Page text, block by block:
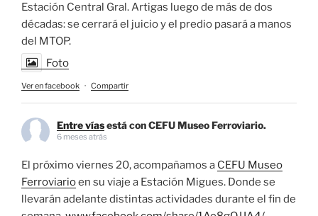
Estación Central Gral. Artigas luego de más de dos
décadas: se cerrará el juicio y el predio pasará a manos
del MTOP.
Foto
Ver en facebook · Compartir
Entre víasestá con CEFU Museo Ferroviario.
6 meses atrás
El próximo viernes 20, acompañamos a CEFU Museo
Ferroviarioen su viaje a Estación Migues. Donde se
llevarán adelante distintas actividades durante el fin de